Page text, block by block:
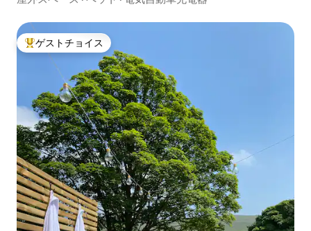
大好評のゲストチョイスです。
ゲストチョイス